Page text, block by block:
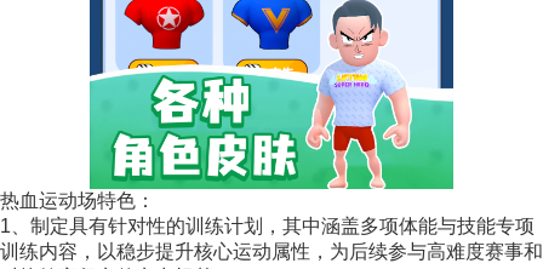
热血运动场特色：
1、制定具有针对性的训练计划，其中涵盖多项体能与技能专项
训练内容，以稳步提升核心运动属性，为后续参与高难度赛事和